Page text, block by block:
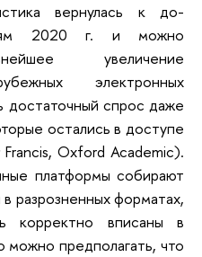
вернулась к до-
2020 г. и можно
увеличение
электронных
достаточный спрос даже
остались в доступе
Oxford Academic).
платформы собирают
разрозненных форматах,
корректно вписаны в
можно предполагать, что